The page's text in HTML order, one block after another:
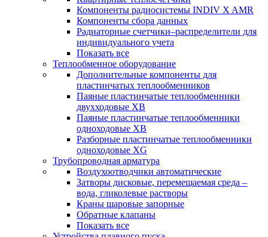
Компоненты радиосистемы INDIV X AMR
Компоненты сбора данных
Радиаторные счетчики–распределители для
индивидуального учета
Показать все
Теплообменное оборудование
Дополнительные компоненты для
пластинчатых теплообменников
Паяные пластинчатые теплообменники
двухходовые XB
Паяные пластинчатые теплообменники
одноходовые ХВ
Разборные пластинчатые теплообменники
одноходовые ХG
Трубопроводная арматура
Воздухоотводчики автоматические
Затворы дисковые, перемещаемая среда –
вода, гликолевые растворы
Краны шаровые запорные
Обратные клапаны
Показать все